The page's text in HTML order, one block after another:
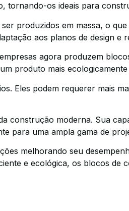
os ideais para
produzidos em massa, o
aos planos de design e
agora produzem
produto mais
Eles podem requerer mais
construção moderna. Sua
para uma ampla gama de
melhorando seu
e ecológica, os blocos de